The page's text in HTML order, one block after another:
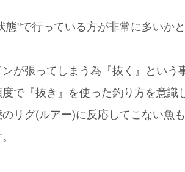
"で行っている方が非常に多いかと
が張ってしまう為『抜く』という
で『抜き』を使った釣り方を意識
リグ(ルアー)に反応してこない魚